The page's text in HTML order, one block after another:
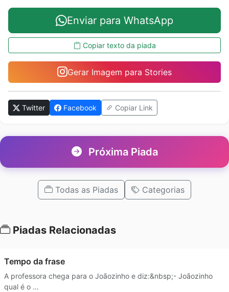
Enviar para WhatsApp
Copiar texto da piada
Gerar Imagem para Stories
Twitter Facebook Copiar Link
Próxima Piada
Todas as Piadas Categorias
Piadas Relacionadas
Tempo da frase
A professora chega para o Joãozinho e diz:&nbsp;- Joãozinho
qual é o …